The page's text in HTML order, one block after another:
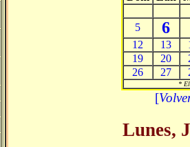
5 6
12 13
19
20
26
27
*
[
Lunes,